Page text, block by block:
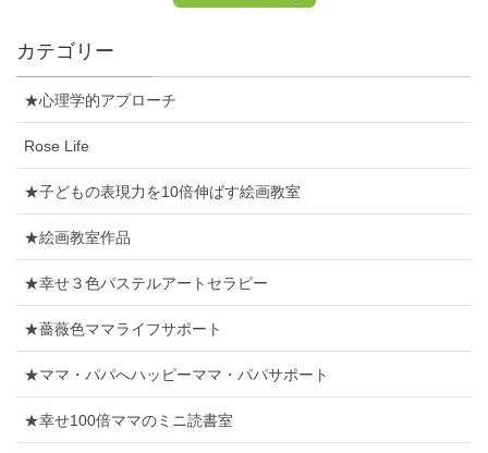
カテゴリー
★心理学的アプローチ
Rose Life
★子どもの表現力を10倍伸ばす絵画教室
★絵画教室作品
★幸せ３色パステルアートセラピー
★薔薇色ママライフサポート
★ママ・パパへハッピーママ・パパサポート
★幸せ100倍ママのミニ読書室